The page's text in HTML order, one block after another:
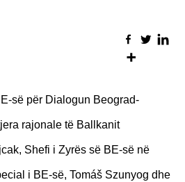
së për Dialogun Beograd-
rajonale të Ballkanit
Shefi i Zyrës së BE-së në
i BE-së, Tomáš Szunyog dhe